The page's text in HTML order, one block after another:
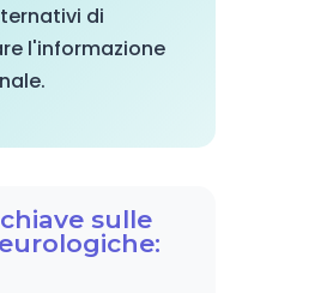
di
l'informazione
sulle